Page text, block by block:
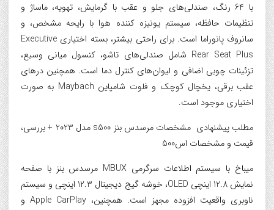
با 64 رنگ، صندلی‌های جلو و عقب با گرمایش، تهویه، ماساژ و
تنظیمات حافظه، سیستم یونیزه کننده هوا با رایحه مشخص، و
سانروف پانوراما است. برای راحتی بیشتر، بسته اختیاری Executive
Rear Seat Plus شامل صندلی‌های تاشو، کنسول میانی وسیع،
تزئینات چوبی اضافی و لیوان‌های کنترل دما است. همچنین درهای
عقب برقی، یخچال کوچک و فلوت شامپاین Maybach به صورت
اختیاری موجود است.
مطلب پیشنهادی مشخصات مرسدس بنز s500 مدل 2023 + بررسی،
قیمت و مشخصات اس500
میباخ با سیستم اطلاعات سرگرمی MBUX مرسدس بنز با صفحه
نمایش 12.8 اینچی OLED، خوشه گیج دیجیتال 12.3 اینچی و سیستم
ناوبری واقعیت افزوده مجهز است. همچنین، Apple CarPlay و